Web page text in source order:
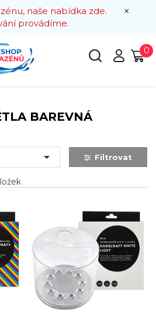
×
naše nabídka zde.
provádíme.
0
BAREVNÁ
 Filtrovat